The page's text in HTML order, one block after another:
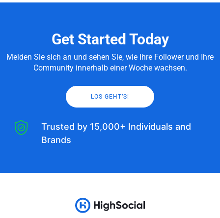
Get Started Today
Melden Sie sich an und sehen Sie, wie Ihre Follower und Ihre
Community innerhalb einer Woche wachsen.
LOS GEHT’S!
Trusted by 15,000+ Individuals and
Brands